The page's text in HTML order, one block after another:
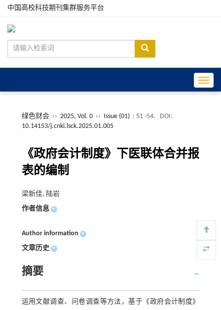
中国高校科技期刊集群服务平台
绿色财会 ›› 2025, Vol. 0 ›› Issue (01) : 51 -54.
DOI:
10.14153/j.cnki.lsck.2025.01.005
《政府会计制度》下医联体合并报
表的编制
梁新佳, 陆岩
作者信息 +
Author information +
文章历史 +
摘要
运用文献调查、问卷调查等方法，基于《政府会计制度》